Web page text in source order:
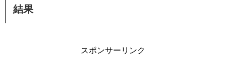
結果
スポンサーリンク